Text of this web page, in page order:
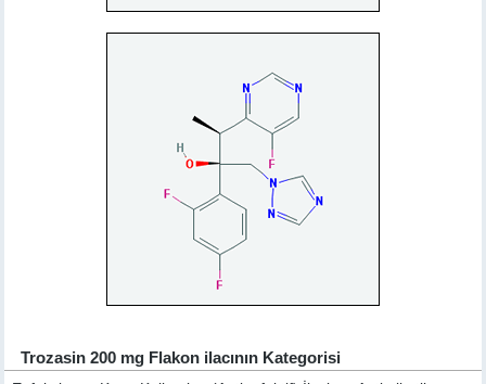
Trozasin 200 mg Flakon ilacının Kategorisi